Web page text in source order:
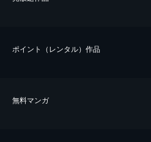
ポイント（レンタル）作品
無料マンガ